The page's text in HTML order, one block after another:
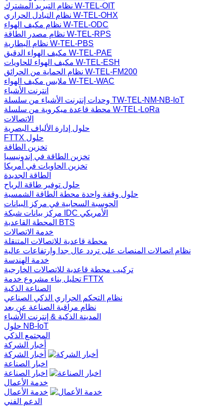
نظام التبريد المشترك W-TEL-OIT
نظام التبادل الحراري W-TEL-OHX
نظام مكيف الهواء W-TEL-ODC
نظام مصدر الطاقة W-TEL-RPS
نظام البطارية W-TEL-PBS
مكيف الهواء الدقيق W-TEL-PAE
مكيف الهواء للحاويات W-TEL-ESH
نظام الحماية من الحرائق W-TEL-FM200
ملابس مكيف الهواء W-TEL-WAC
انترنت الأشياء
وحدات إنترنت الأشياء من سلسلة TW-TEL-NM-NB-IoT
محطة قاعدة ميكروية من سلسلة W-TEL-LoRa
الاتصالات
حلول إدارة الألياف البصرية
FTTX حلول
تخزين الطاقة
تخزين الطاقة في إندونيسيا
تخزين الحاويات في أمريكا
الطاقة الجديدة
حلول توفير طاقة الرياح
حلول وقفة واحدة محطة الطاقة الشمسية
الحوسبة السحابية في مركز البيانات
مركز بيانات شبكة IDC الأمريكي
المحطة القاعدية BTS
خدمة الاتصالات
محطة قاعدية للاتصالات المتنقلة
نظام اتصالات المنصات على تردد عال جدا وارتفاعات عالية
خدمة الهندسة
تركيب محطة قاعدية للاتصالات الخارجية
تحليل بناء مشروع خدمة FTTX
الصناعة الذكية
نظام التحكم الحراري الذكي الصناعي
نظام مراقبة الصناعة عن بعد
المدينة الذكية & إنترنت الأشياء
حلول NB-IoT
المجتمع الذكي
أخبار الشركة
أخبار الشركة
اخبار الصناعة
اخبار الصناعة
خدمة الأعمال
خدمة الأعمال
الدعم الفني